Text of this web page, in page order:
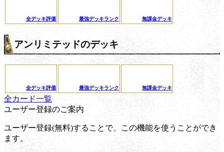
全デッキ評価 最強デッキランク 無課金デッキ
アンリミテッドのデッキ
全デッキ評価 最強デッキランク 無課金デッキ
全カード一覧
ユーザー登録のご案内
ユーザー登録(無料)することで、この機能を使うことができ
ます。